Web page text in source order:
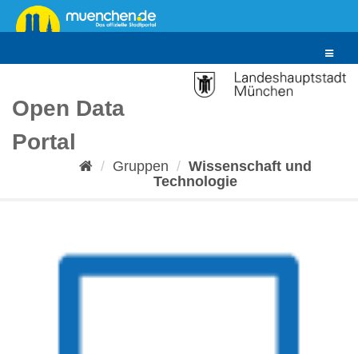
Überspringen
zum
Toggle
Open Data
Portal
Gruppen
Wissenschaft und
Technologie